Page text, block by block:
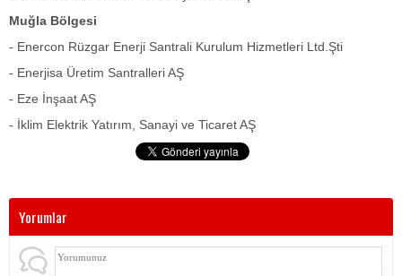
Muğla Bölgesi
- Enercon Rüzgar Enerji Santrali Kurulum Hizmetleri Ltd.Şti
- Enerjisa Üretim Santralleri AŞ
- Eze İnşaat AŞ
- İklim Elektrik Yatırım, Sanayi ve Ticaret AŞ
Yorumlar